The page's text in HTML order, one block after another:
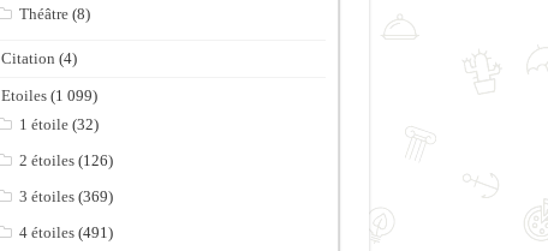
Théâtre (8)
Citation (4)
Etoiles (1 099)
1 étoile (32)
2 étoiles (126)
3 étoiles (369)
4 étoiles (491)